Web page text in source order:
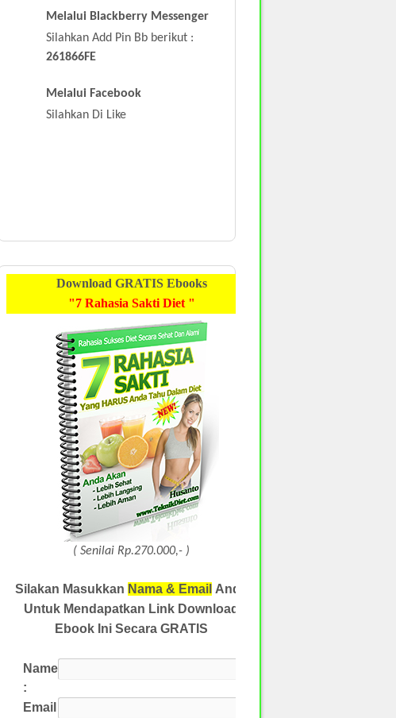
Melalui Blackberry Messenger
Silahkan Add Pin Bb berikut :
261866FE
Melalui Facebook
Silahkan Di Like
Download GRATISEbooks
"7 Rahasia Sakti Diet "
( Senilai Rp.270.000,- )
Silakan Masukkan Nama & Email Anda
Untuk Mendapatkan Link Download
Ebook Ini Secara GRATIS
Name
:
Email